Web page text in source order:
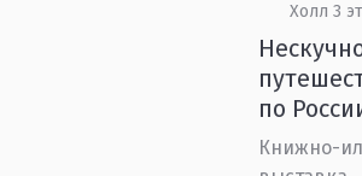
Холл 3
по
Книжно-